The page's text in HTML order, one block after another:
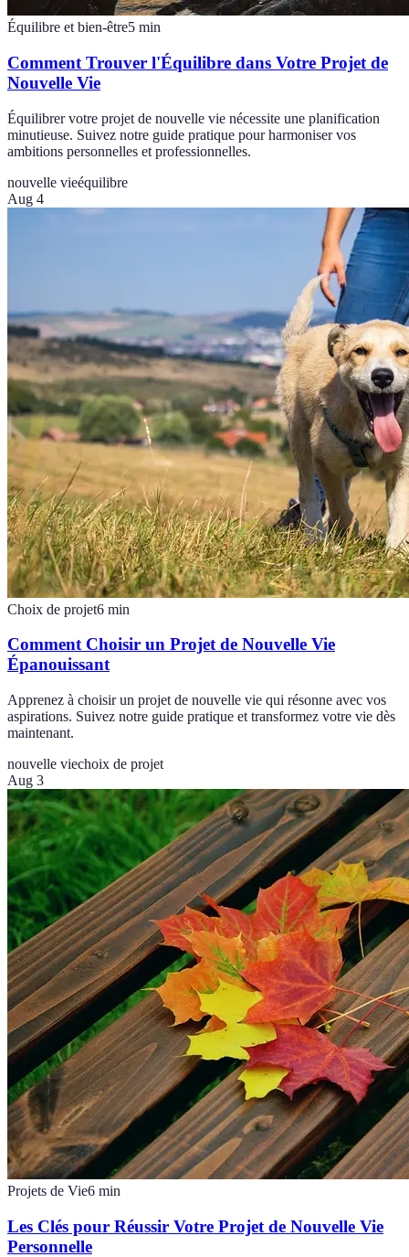
Équilibre et bien-être5 min
Comment Trouver l'Équilibre dans Votre Projet de
Nouvelle Vie
Équilibrer votre projet de nouvelle vie nécessite une planification
minutieuse. Suivez notre guide pratique pour harmoniser vos
ambitions personnelles et professionnelles.
nouvelle vieéquilibre
Aug 4
Choix de projet6 min
Comment Choisir un Projet de Nouvelle Vie
Épanouissant
Apprenez à choisir un projet de nouvelle vie qui résonne avec vos
aspirations. Suivez notre guide pratique et transformez votre vie dès
maintenant.
nouvelle viechoix de projet
Aug 3
Projets de Vie6 min
Les Clés pour Réussir Votre Projet de Nouvelle Vie
Personnelle